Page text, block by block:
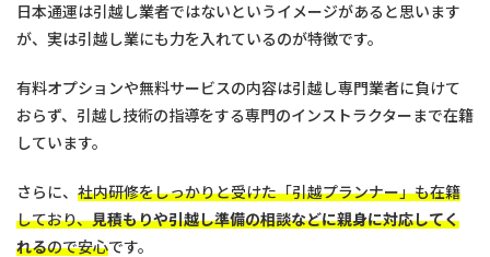
日本通運は引越し業者ではないというイメージがあると思います
が、実は引越し業にも力を入れているのが特徴です。
有料オプションや無料サービスの内容は引越し専門業者に負けて
おらず、引越し技術の指導をする専門のインストラクターまで在籍
しています。
さらに、 社内研修をしっかりと受けた「引越プランナー」も在籍
しており、見積もりや引越し準備の相談などに親身に対応してく
れるので安心です。